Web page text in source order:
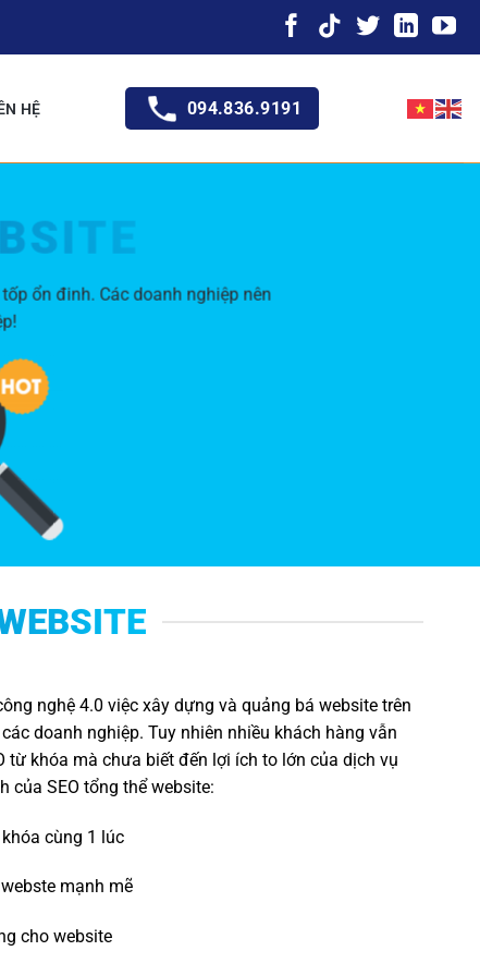
HỆ 094.836.9191
ổn đinh. Các doanh nghiệp nên
nghệ 4.0 việc xây dựng và quảng bá website trên
doanh nghiệp. Tuy nhiên nhiều khách hàng vẫn
từ khóa mà chưa biết đến lợi ích to lớn của dịch vụ
của SEO tổng thể website:
cùng 1 lúc
mạnh mẽ
cho website